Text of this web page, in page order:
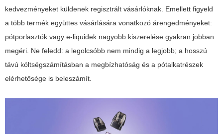
kedvezményeket küldenek regisztrált vásárlóknak. Emellett figyeld
a több termék együttes vásárlására vonatkozó árengedményeket:
pótporlasztók vagy e-liquidek nagyobb kiszerelése gyakran jobban
megéri. Ne feledd: a legolcsóbb nem mindig a legjobb; a hosszú
távú költségszámításban a megbízhatóság és a pótalkatrészek
elérhetősége is beleszámít.